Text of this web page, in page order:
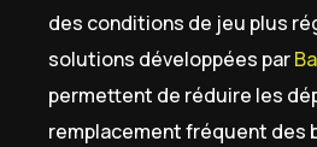
des conditions de jeu plus
solutions développées par
permettent de réduire les
remplacement fréquent des